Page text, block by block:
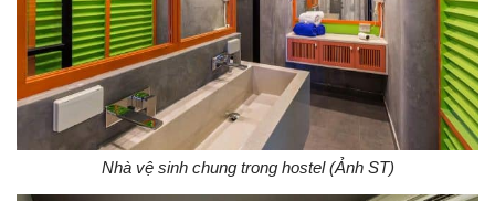
Nhà vệ sinh chung trong hostel (Ảnh ST)